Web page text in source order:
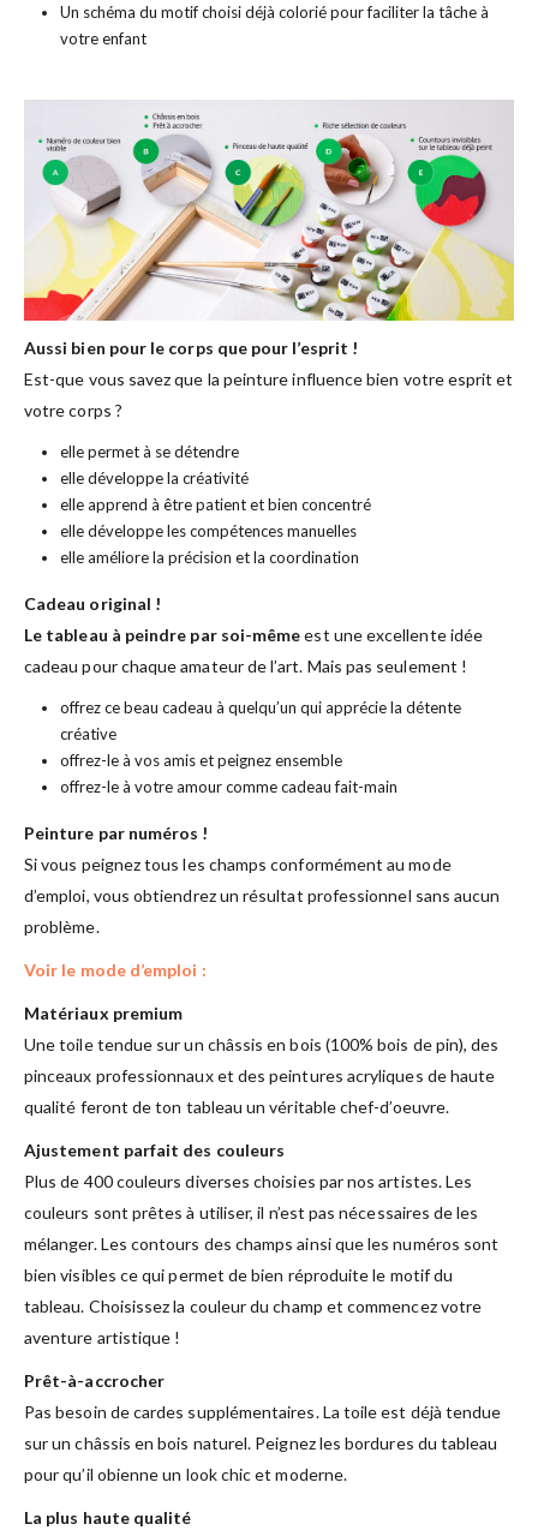
Un schéma du motif choisi déjà colorié pour faciliter la tâche à
votre enfant
Aussi bien pour le corps que pour l’esprit !
Est-que vous savez que la peinture influence bien votre esprit et
votre corps ?
elle permet à se détendre
elle développe la créativité
elle apprend à être patient et bien concentré
elle développe les compétences manuelles
elle améliore la précision et la coordination
Cadeau original !
Le tableau à peindre par soi-mêmeest une excellente idée
cadeau pour chaque amateur de l’art. Mais pas seulement !
offrez ce beau cadeau à quelqu’un qui apprécie la détente
créative
offrez-le à vos amis et peignez ensemble
offrez-le à votre amour comme cadeau fait-main
Peinture par numéros !
Si vous peignez tous les champs conformément au mode
d’emploi, vous obtiendrez un résultat professionnel sans aucun
problème.
Voir le mode d’emploi :
Matériaux premium
Une toile tendue sur un châssis en bois (100% bois de pin), des
pinceaux professionnaux et des peintures acryliques de haute
qualité feront de ton tableau un véritable chef-d’oeuvre.
Ajustement parfait des couleurs
Plus de 400 couleurs diverses choisies par nos artistes. Les
couleurs sont prêtes à utiliser, il n’est pas nécessaires de les
mélanger. Les contours des champs ainsi que les numéros sont
bien visibles ce qui permet de bien réproduite le motif du
tableau. Choisissez la couleur du champ et commencez votre
aventure artistique !
Prêt-à-accrocher
Pas besoin de cardes supplémentaires. La toile est déjà tendue
sur un châssis en bois naturel. Peignez les bordures du tableau
pour qu’il obienne un look chic et moderne.
La plus haute qualité